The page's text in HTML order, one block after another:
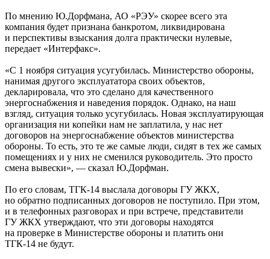
По мнению Ю.Дорфмана, АО «РЭУ» скорее всего эта
компания будет признана банкротом, ликвидирована
и перспективы взыскания долга практически нулевые,
передает «Интерфакс».
«С 1 ноября ситуация усугубилась. Министерство обороны,
нанимая другого эксплуататора своих объектов,
декларировала, что это сделано для качественного
энергоснабжения и наведения порядок. Однако, на наш
взгляд, ситуация только усугубилась. Новая эксплуатирующая
организация ни копейки нам не заплатила, у нас нет
договоров на энергоснабжение объектов министерства
обороны. То есть, это те же самые люди, сидят в тех же самых
помещениях и у них не сменился руководитель. Это просто
смена вывески», — сказал Ю.Дорфман.
По его словам, ТГК-14 выслала договоры ГУ ЖКХ,
но обратно подписанных договоров не поступило. При этом,
и в телефонных разговорах и при встрече, представители
ГУ ЖКХ утверждают, что эти договоры находятся
на проверке в Министерстве обороны и платить они
ТГК-14 не будут.